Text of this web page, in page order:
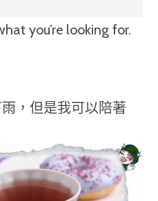
you’re looking for.
，但是我可以陪著